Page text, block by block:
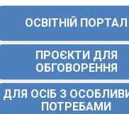
ОСВІТНІЙ ПОРТАЛ
ПРОЄКТИ ДЛЯ
ОБГОВОРЕННЯ
ДЛЯ ОСІБ З
ПОТРЕБАМИ